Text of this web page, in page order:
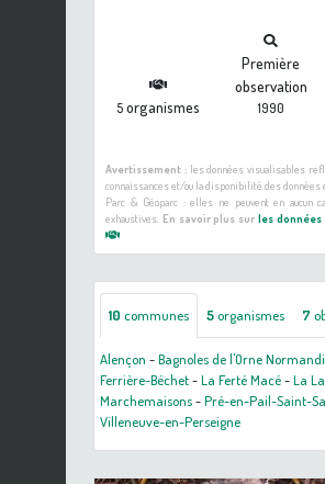
5organismes
Première
observation
1990
Avertissement :les données visualisables
connaissances et/ou la disponibilité des
Parc & Géoparc : elles ne peuvent en aucun
exhaustives. En savoir plus sur les données
10 communes 5organismes 7
Alençon -Bagnoles de l'Orne
Ferrière-Béchet-La Ferté Macé-La
Marchemaisons-Pré-en-Pail-Saint-
Villeneuve-en-Perseigne